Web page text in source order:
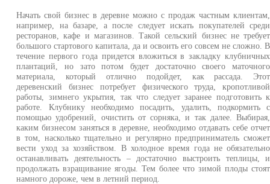
Начать свой бизнес в деревне можно с продаж частным клиентам,
например, на базаре, а после следует искать покупателей среди
ресторанов, кафе и магазинов. Такой сельский бизнес не требует
большого стартового капитала, да и освоить его совсем не сложно. В
течение первого года придется вложиться в закладку клубничных
плантаций, но зато потом будет достаточно своего маточного
материала, который отлично подойдет, как рассада. Этот
деревенский бизнес потребует физического труда, кропотливой
работы, зимнего укрытия, так что следует заранее подготовить к
работе. Клубнику необходимо посадить, удалить, подкормить с
помощью удобрений, очистить от сорняка, и так далее. Выбирая,
каким бизнесом заняться в деревне, необходимо отдавать себе отчет
в том, насколько тщательно и регулярно предприниматель сможет
вести уход за хозяйством. В холодное время года не обязательно
останавливать деятельность – достаточно выстроить теплицы, и
продолжать взращивание ягоды. Тем более что зимой плоды стоят
намного дороже, чем в летний период.